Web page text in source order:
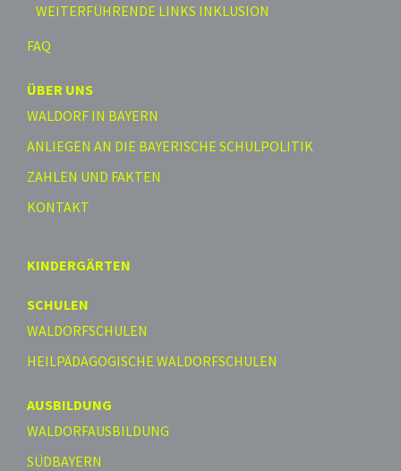
WEITERFÜHRENDE LINKS INKLUSION
FAQ
ÜBER UNS
WALDORF IN BAYERN
ANLIEGEN AN DIE BAYERISCHE SCHULPOLITIK
ZAHLEN UND FAKTEN
KONTAKT
KINDERGÄRTEN
SCHULEN
WALDORFSCHULEN
HEILPÄDAGOGISCHE WALDORFSCHULEN
AUSBILDUNG
WALDORFAUSBILDUNG
SÜDBAYERN